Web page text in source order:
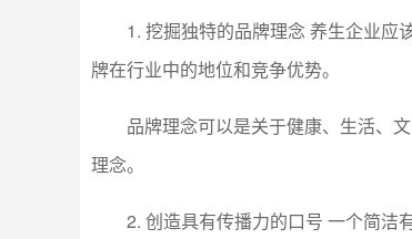
1. 挖掘独特的品牌理念 养生企业应
牌在行业中的地位和竞争优势。
品牌理念可以是关于健康、生活、
理念。
2. 创造具有传播力的口号 一个简洁